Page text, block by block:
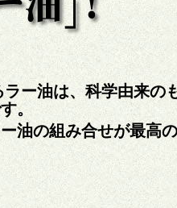
ー油は、科学由来の
。
油の組み合せが最高